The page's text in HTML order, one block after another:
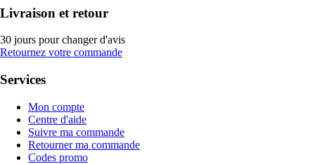
Livraison et retour
30 jours pour changer d'avis
Retournez votre commande
Services
Mon compte
Centre d'aide
Suivre ma commande
Retourner ma commande
Codes promo